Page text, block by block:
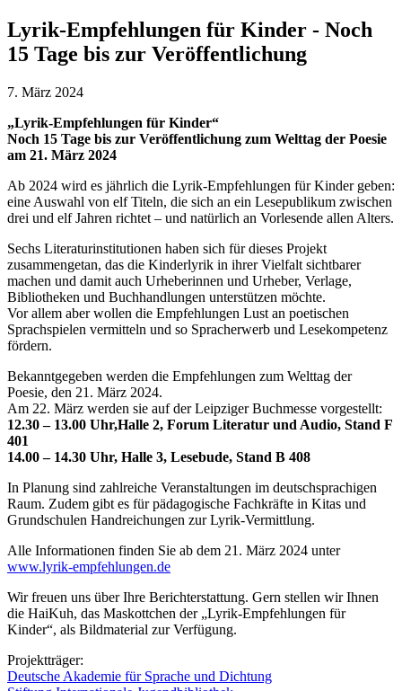
Lyrik-Empfehlungen für Kinder - Noch
15 Tage bis zur Veröffentlichung
7. März 2024
„Lyrik-Empfehlungen für Kinder“
Noch 15 Tage bis zur Veröffentlichung zum Welttag der Poesie
am 21. März 2024
Ab 2024 wird es jährlich die Lyrik-Empfehlungen für Kinder geben:
eine Auswahl von elf Titeln, die sich an ein Lesepublikum zwischen
drei und elf Jahren richtet – und natürlich an Vorlesende allen Alters.
Sechs Literaturinstitutionen haben sich für dieses Projekt
zusammengetan, das die Kinderlyrik in ihrer Vielfalt sichtbarer
machen und damit auch Urheberinnen und Urheber, Verlage,
Bibliotheken und Buchhandlungen unterstützen möchte.
Vor allem aber wollen die Empfehlungen Lust an poetischen
Sprachspielen vermitteln und so Spracherwerb und Lesekompetenz
fördern.
Bekanntgegeben werden die Empfehlungen zum Welttag der
Poesie, den 21. März 2024.
Am 22. März werden sie auf der Leipziger Buchmesse vorgestellt:
12.30 – 13.00 Uhr,Halle 2, Forum Literatur und Audio, Stand F
401
14.00 –14.30 Uhr, Halle 3, Lesebude, Stand B 408
In Planung sind zahlreiche Veranstaltungen im deutschsprachigen
Raum. Zudem gibt es für pädagogische Fachkräfte in Kitas und
Grundschulen Handreichungen zur Lyrik-Vermittlung.
Alle Informationen finden Sie ab dem 21. März 2024 unter
www.lyrik-empfehlungen.de
Wir freuen uns über Ihre Berichterstattung. Gern stellen wir Ihnen
die HaiKuh, das Maskottchen der „Lyrik-Empfehlungen für
Kinder“, als Bildmaterial zur Verfügung.
Projektträger:
Deutsche Akademie für Sprache und Dichtung